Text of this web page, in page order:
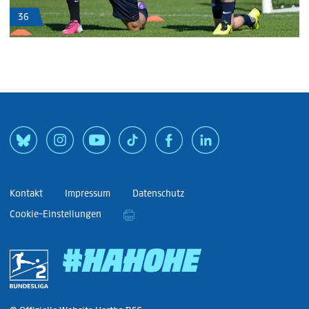
36
Kontakt Impressum
Datenschutz
Cookie-Einstellungen
#HAHOHE